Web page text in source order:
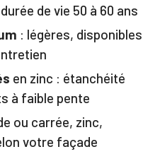
de vie 50 à 60 ans
: légères, disponibles
en zinc : étanchéité
à faible pente
ou carrée, zinc,
votre façade